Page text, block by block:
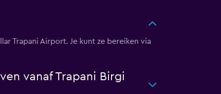
Trapani Airport. Je kunt ze bereiken via
vanaf Trapani Birgi